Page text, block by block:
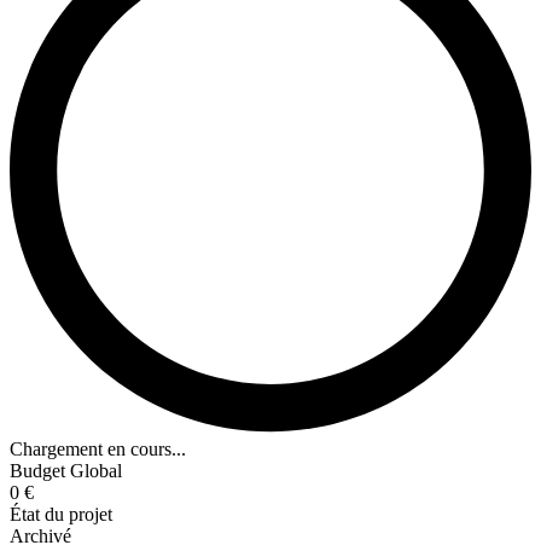
Chargement en cours...
Budget Global
0 €
État du projet
Archivé